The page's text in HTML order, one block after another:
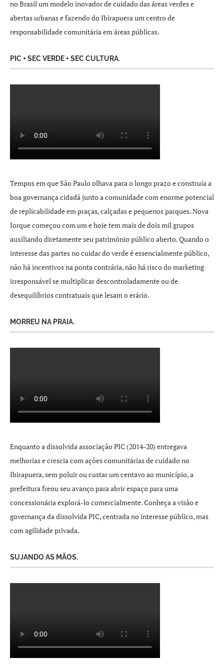
no Brasil um modelo inovador de cuidado das áreas verdes e
abertas urbanas e fazendo do Ibirapuera um centro de
responsabilidade comunitária em áreas públicas.
PIC + SEC VERDE + SEC CULTURA.
Tempos em que São Paulo olhava para o longo prazo e construía a
boa governança cidadã junto a comunidade com enorme potencial
de replicabilidade em praças, calçadas e pequenos parques. Nova
Iorque começou com um e hoje tem mais de dois mil grupos
auxiliando diretamente seu patrimônio público aberto. Quando o
interesse das partes no cuidar do verde é essencialmente público,
não há incentivos na ponta contrária, não há risco do marketing
irresponsável se multiplicar descontroladamente ou de
desequilíbrios contratuais que lesam o erário.
MORREU NA PRAIA.
Enquanto a dissolvida associação PIC (2014-20) entregava
melhorias e crescia com ações comunitárias de cuidado no
Ibirapuera, sem poluir ou custar um centavo ao município, a
prefeitura freou seu avanço para abrir espaço para uma
concessionária explorá-lo comercialmente. Conheça a visão e
governança da dissolvida PIC, centrada no interesse público, mas
com agilidade privada.
SUJANDO AS MÃOS.